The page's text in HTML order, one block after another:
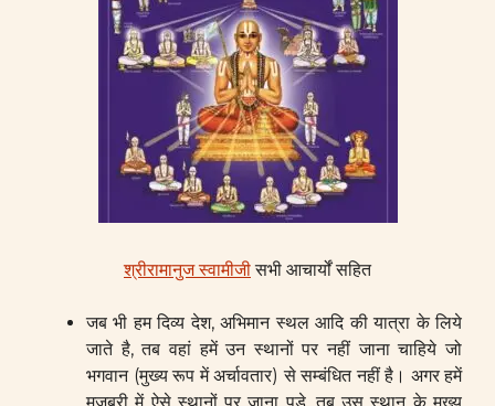
श्रीरामानुज स्वामीजीसभी आचार्यों सहित
जब भी हम दिव्य देश, अभिमान स्थल आदि की यात्रा के लिये
जाते है, तब वहां हमें उन स्थानों पर नहीं जाना चाहिये जो
भगवान (मुख्य रूप में अर्चावतार) से सम्बंधित नहीं है। अगर हमें